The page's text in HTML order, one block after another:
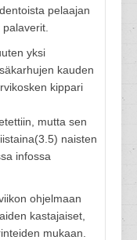
pelaajan
yksi
kauden
kippari
mutta sen
naisten
infossa
ohjelmaan
kastajaiset,
mukaan.